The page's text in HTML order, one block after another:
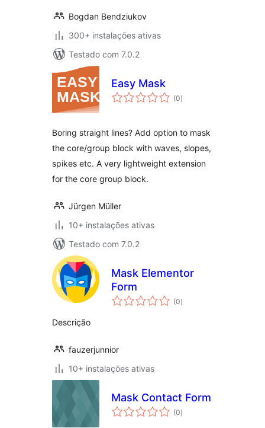
Bogdan Bendziukov
300+ instalações ativas
Testado com 7.0.2
Easy Mask
(0avaliações
totais
)
Boring straight lines? Add option to mask
the core/group block with waves, slopes,
spikes etc. A very lightweight extension
for the core group block.
Jürgen Müller
10+ instalações ativas
Testado com 7.0.2
Mask Elementor
Form
(0avaliações
totais
)
Descrição
fauzerjunnior
10+ instalações ativas
Mask Contact Form
(0avaliações
totais
)